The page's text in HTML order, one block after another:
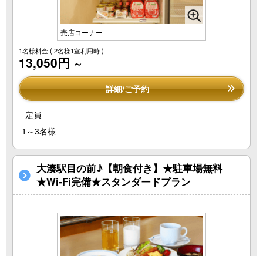
売店コーナー
1名様料金( 2名様1室利用時 )
13,050円 ～
詳細/ご予約
定員
1～3名様
大湊駅目の前♪【朝食付き】★駐車場無料
★Wi-Fi完備★スタンダードプラン